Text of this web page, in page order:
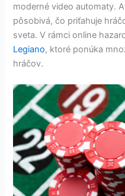
moderné video automaty.
pôsobivá, čo priťahuje
sveta. V rámci online
Legiano, ktoré ponúka
hráčov.